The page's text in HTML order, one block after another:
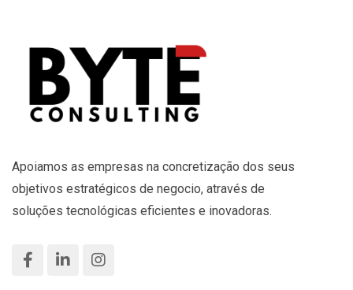
Apoiamos as empresas na concretização dos seus
objetivos estratégicos de negocio, através de
soluções tecnológicas eficientes e inovadoras.